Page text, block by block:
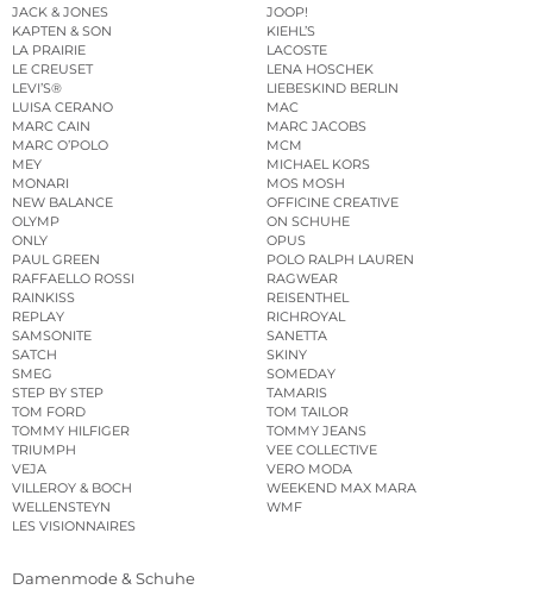
JACK & JONES
JOOP!
KAPTEN & SON
KIEHL’S
LA PRAIRIE
LACOSTE
LE CREUSET
LENA HOSCHEK
LEVI’S®
LIEBESKIND BERLIN
LUISA CERANO
MAC
MARC CAIN
MARC JACOBS
MARC O’POLO
MCM
MEY
MICHAEL KORS
MONARI
MOS MOSH
NEW BALANCE
OFFICINE CREATIVE
OLYMP
ON SCHUHE
ONLY
OPUS
PAUL GREEN
POLO RALPH LAUREN
RAFFAELLO ROSSI
RAGWEAR
RAINKISS
REISENTHEL
REPLAY
RICHROYAL
SAMSONITE
SANETTA
SATCH
SKINY
SMEG
SOMEDAY
STEP BY STEP
TAMARIS
TOM FORD
TOM TAILOR
TOMMY HILFIGER
TOMMY JEANS
TRIUMPH
VEE COLLECTIVE
VEJA
VERO MODA
VILLEROY & BOCH
WEEKEND MAX MARA
WELLENSTEYN
WMF
LES VISIONNAIRES
Damenmode & Schuhe